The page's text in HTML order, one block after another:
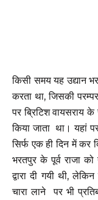
किसी समय यह उद्यान
करता था, जिसकी
पर ब्रिटिश वायसराय
किया जाता था। यहां
सिर्फ एक ही दिन में कर
भरतपुर के पूर्व राजा
द्वारा दी गयी थी,
चारा लाने पर भी